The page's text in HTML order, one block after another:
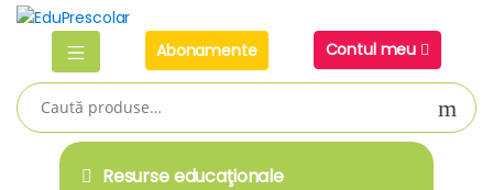
Skip
navigation
Skip
Abonamente
Contul meu
Caută
după:
Resurse educaţionale